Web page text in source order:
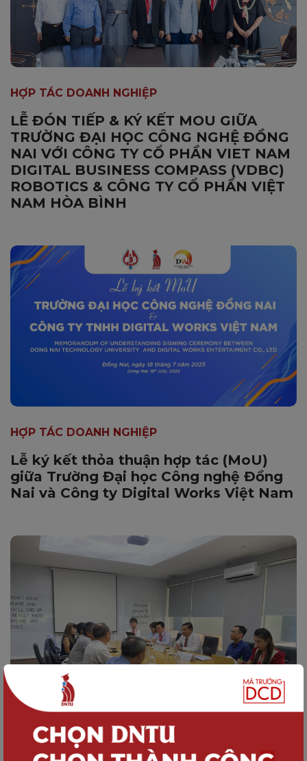
HỢP TÁC DOANH NGHIỆP
LỄ ĐÓN TIẾP & KÝ KẾT MOU GIỮA
TRƯỜNG ĐẠI HỌC CÔNG NGHỆ ĐỒNG
NAI VỚI CÔNG TY CỔ PHẦN VIET NAM
DIGITAL BUSINESS COMPASS (VDBC)
ROBOTICS & CÔNG TY CỔ PHẦN VIỆT
NAM HÒA BÌNH
HỢP TÁC DOANH NGHIỆP
Lễ ký kết thỏa thuận hợp tác (MoU)
giữa Trường Đại học Công nghệ Đồng
Nai và Công ty Digital Works Việt Nam
HỢP TÁC DOANH NGHIỆP
DNTU tăng cường hợp tác quốc tế - Mở